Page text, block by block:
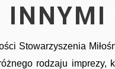
INNYMI
Stowarzyszenia
rodzaju